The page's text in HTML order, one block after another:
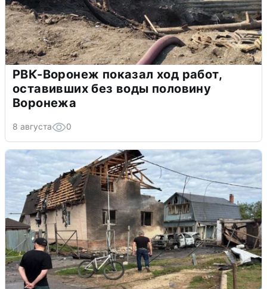
РВК-Воронеж показал ход работ,
оставивших без воды половину
Воронежа
8 августа 0